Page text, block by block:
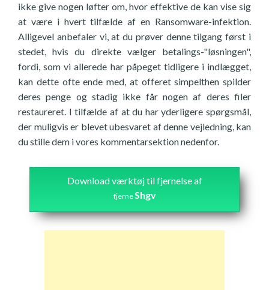
ikke give nogen løfter om, hvor effektive de kan vise sig
at være i hvert tilfælde af en Ransomware-infektion.
Alligevel anbefaler vi, at du prøver denne tilgang først i
stedet, hvis du direkte vælger betalings-"løsningen",
fordi, som vi allerede har påpeget tidligere i indlægget,
kan dette ofte ende med, at offeret simpelthen spilder
deres penge og stadig ikke får nogen af deres filer
restaureret. I tilfælde af at du har yderligere spørgsmål,
der muligvis er blevet ubesvaret af denne vejledning, kan
du stille dem i vores kommentarsektion nedenfor.
Download værktøj til fjernelse af
fjerneShgv